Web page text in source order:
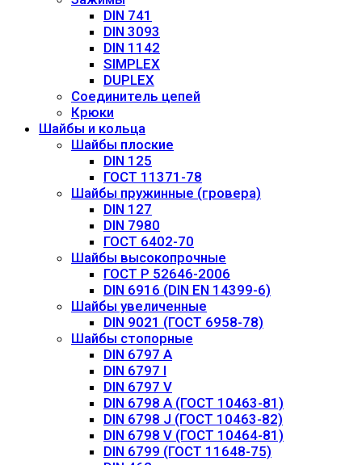
DIN 741
DIN 3093
DIN 1142
SIMPLEX
DUPLEX
Соединитель цепей
Крюки
Шайбы и кольца
Шайбы плоские
DIN 125
ГОСТ 11371-78
Шайбы пружинные (гровера)
DIN 127
DIN 7980
ГОСТ 6402-70
Шайбы высокопрочные
ГОСТ Р 52646-2006
DIN 6916 (DIN EN 14399-6)
Шайбы увеличенные
DIN 9021 (ГОСТ 6958-78)
Шайбы стопорные
DIN 6797 А
DIN 6797 I
DIN 6797 V
DIN 6798 A (ГОСТ 10463-81)
DIN 6798 J (ГОСТ 10463-82)
DIN 6798 V (ГОСТ 10464-81)
DIN 6799 (ГОСТ 11648-75)